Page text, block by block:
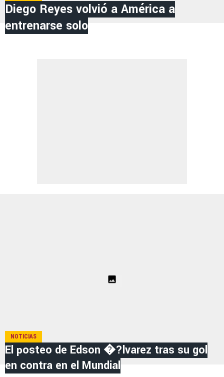
Diego Reyes volvió a América a
entrenarse solo
NOTICIAS
El posteo de Edson �?lvarez tras su gol
en contra en el Mundial